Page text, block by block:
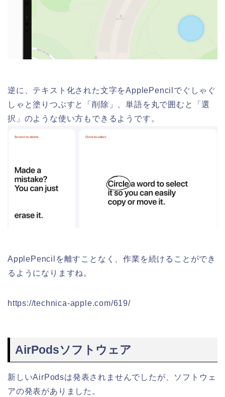
逆に、テキスト化された文字をApplePencilでぐしゃぐ
しゃと塗りつぶすと「削除」、単語を丸で囲むと「選
択」のような使い方もできるようです。
ApplePencilを離すことなく、作業を続けることができ
るようになりますね。
https://technica-apple.com/619/
AirPodsソフトウェア
新しいAirPodsは発表されませんでしたが、ソフトウェ
アの発表がありました。